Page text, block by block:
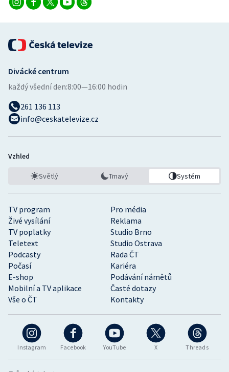
Ostatní
Instagram Facebook YouTube X Threads
TV program
Pro média
Živé vysílání
Reklama
TV poplatky
Studio Brno
Teletext
Studio Ostrava
Podcasty
Rada ČT
Počasí
Kariéra
E-shop
Podávání námětů
Mobilní a TV aplikace
Časté dotazy
Vše o ČT
Kontakty
Divácké centrum
každý všední den:8:00—16:00 hodin
261 136 113
info@ceskatelevize.cz
Vzhled
Světlý Tmavý Systém